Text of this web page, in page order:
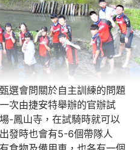
選會問關於自主訓練的問題
次由捷安特舉辦的官辦試
-鳳山寺，在試騎時就可以
發時也會有5-6個帶隊人